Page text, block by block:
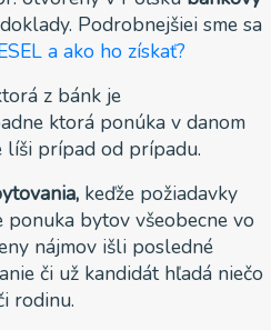
Podrobnejšiei sme sa
a ako ho získať?
z bánk je
ktorá ponúka v danom
líši prípad od prípadu.
keďže požiadavky
ponuka bytov všeobecne vo
nájmov išli posledné
či už kandidát hľadá niečo
rodinu.